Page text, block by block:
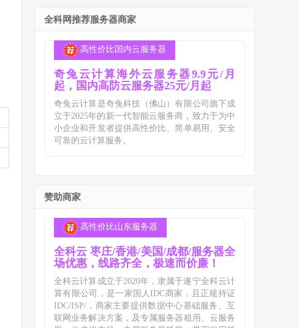
全科网推荐服务器商家
高性价比国内云服务器
奇兔云计算海外云服务器9.9元/月
起，国内高防云服务器25元/月起
奇兔云计算是奇兔科技（佛山）有限公司旗下成
立于2025年的新一代智能云服务商，致力于为中
小企业和开发者提供高性价比、简单易用、安全
可靠的云计算服务。
赞助商家
高性价比山东服务器
全科云 枣庄/香港/美国/成都/服务器全
场优惠，线路齐全，极速而价廉！
全科云计算成立于2020年，隶属于遂宁全科云计
算有限公司，是一家国人IDC商家，且正规持证
IDC/ISP/，商家主要提供数据中心基础服务、互
联网业务解决方案，及专属服务器租用、云服务